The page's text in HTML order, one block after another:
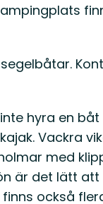
hyra en båt
Vackra
med
är det lätt
också